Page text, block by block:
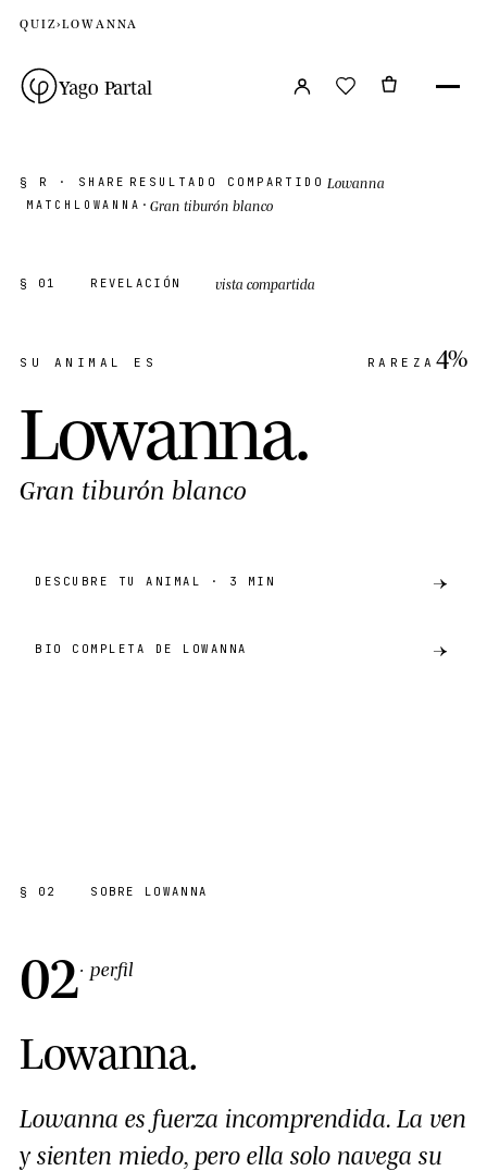
QUIZ›LOWANNA
Yago Partal
§ R · SHARE RESULTADO COMPARTIDO Lowanna
MATCH LOWANNA ·Gran tiburón blanco
§ 01 REVELACIÓN vista compartida
SU ANIMAL ES RAREZA 4%
Lowanna.
Gran tiburón blanco
DESCUBRE TU ANIMAL · 3 MIN
BIO COMPLETA DE LOWANNA
§ 02 SOBRE LOWANNA
02· perfil
Lowanna.
Lowanna es fuerza incomprendida. La ven
y sienten miedo, pero ella solo navega su